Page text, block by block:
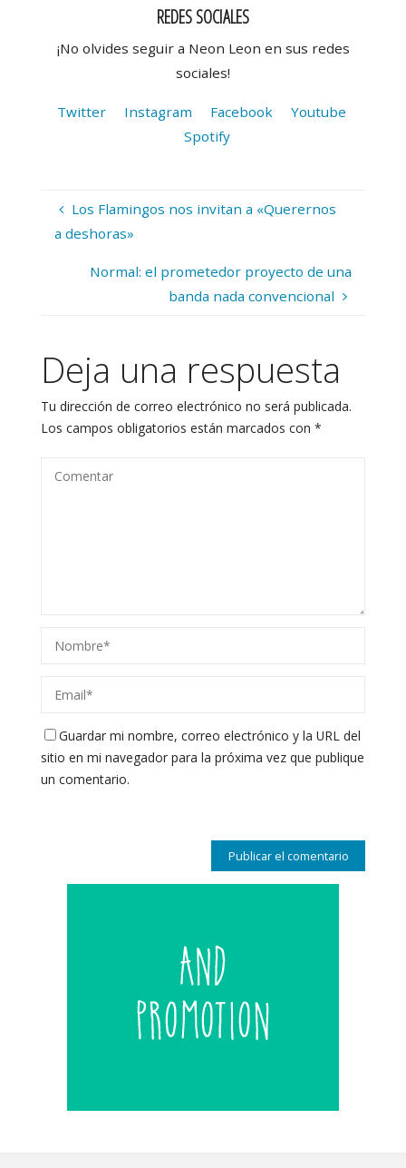
REDES SOCIALES
¡No olvides seguir a Neon Leon en sus redes
sociales!
Twitter Instagram Facebook Youtube
Spotify
Los Flamingos nos invitan a «Querernos
a deshoras»
Normal: el prometedor proyecto de una
banda nada convencional
Deja una respuesta
Tu dirección de correo electrónico no será publicada.
Los campos obligatorios están marcados con *
Guardar mi nombre, correo electrónico y la URL del
sitio en mi navegador para la próxima vez que publique
un comentario.